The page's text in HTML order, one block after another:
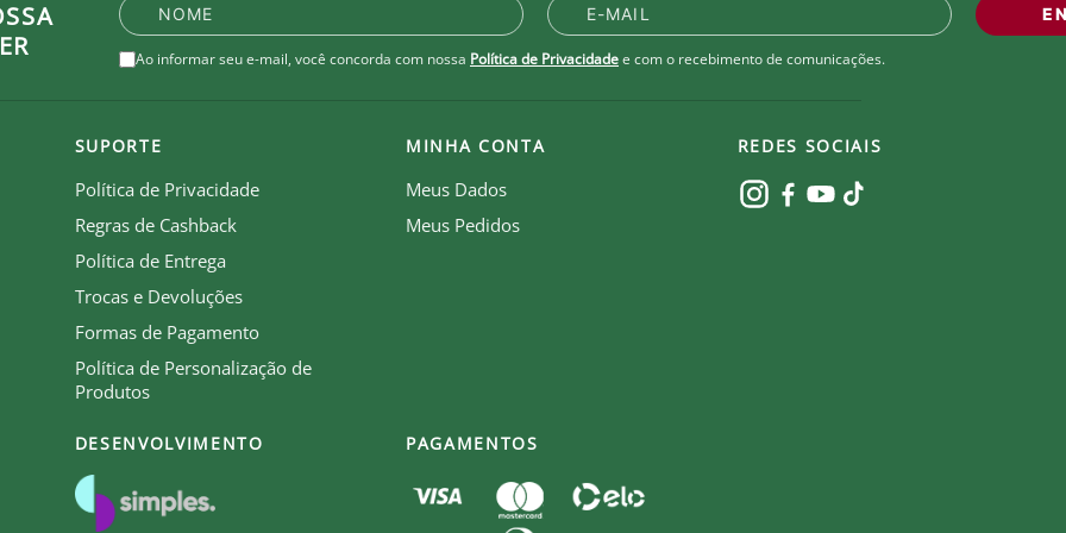
absorver a umidade do corpo, mantendo-o confortável e seco.
do peito
Ao informar seu e-mail, você concorda com nossa Política de Privacidadee com o recebimento de comunicações.
SUPORTE
Política de Privacidade
Regras de Cashback
Política de Entrega
Trocas e Devoluções
Formas de Pagamento
Política de Personalização de
Produtos
MINHA CONTA
Meus Dados
Meus Pedidos
REDES SOCIAIS
DESENVOLVIMENTO PAGAMENTOS